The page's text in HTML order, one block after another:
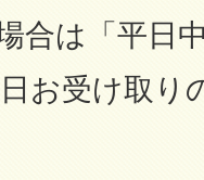
合は「平日
お受け取り